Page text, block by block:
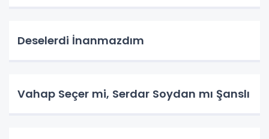
Deselerdi İnanmazdım
Vahap Seçer mi, Serdar Soydan mı Şanslı